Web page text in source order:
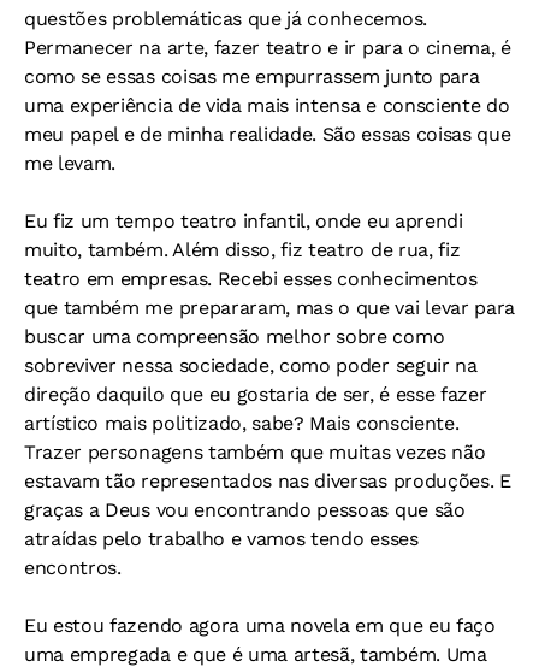
questões problemáticas que já conhecemos.
Permanecer na arte, fazer teatro e ir para o cinema, é
como se essas coisas me empurrassem junto para
uma experiência de vida mais intensa e consciente do
meu papel e de minha realidade. São essas coisas que
me levam.
Eu fiz um tempo teatro infantil, onde eu aprendi
muito, também. Além disso, fiz teatro de rua, fiz
teatro em empresas. Recebi esses conhecimentos
que também me prepararam, mas o que vai levar para
buscar uma compreensão melhor sobre como
sobreviver nessa sociedade, como poder seguir na
direção daquilo que eu gostaria de ser, é esse fazer
artístico mais politizado, sabe? Mais consciente.
Trazer personagens também que muitas vezes não
estavam tão representados nas diversas produções. E
graças a Deus vou encontrando pessoas que são
atraídas pelo trabalho e vamos tendo esses
encontros.
Eu estou fazendo agora uma novela em que eu faço
uma empregada e que é uma artesã, também. Uma